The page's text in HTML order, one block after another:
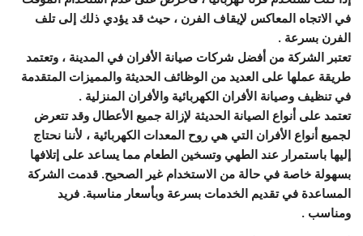
في الاتجاه المعاكس لإيقاف الفرن ، حيث قد يؤدي ذلك إلى تلف
الفرن بسرعة .
تعتبر الشركة من أفضل شركات صيانة الأفران في المدينة ، وتعتمد
طريقة عملها على العديد من الوظائف الحديثة والمميزات المتقدمة
في تنظيف وصيانة الأفران الكهربائية والأفران المنزلية .
تعتمد على أنواع الصيانة الحديثة لإزالة جميع الأعطال وقد تتعرض
لجميع أنواع الأفران التي هي روح المعدات الكهربائية ، لأننا نحتاج
إليها باستمرار عند الطهي وتسخين الطعام مما يساعد على إتلافها
بسهولة خاصة في حالة من الاستخدام غير الصحيح. قدمت الشركة
المساعدة في تقديم الخدمات بسرعة وبأسعار مناسبة. فريد
ومناسب .